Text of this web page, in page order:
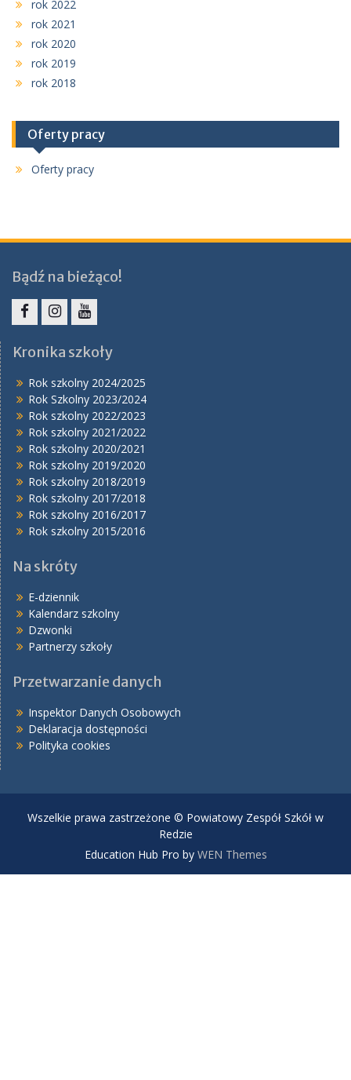
rok 2022
rok 2021
rok 2020
rok 2019
rok 2018
Oferty pracy
Oferty pracy
Bądź na bieżąco!
Kronika szkoły
Rok szkolny 2024/2025
Rok Szkolny 2023/2024
Rok szkolny 2022/2023
Rok szkolny 2021/2022
Rok szkolny 2020/2021
Rok szkolny 2019/2020
Rok szkolny 2018/2019
Rok szkolny 2017/2018
Rok szkolny 2016/2017
Rok szkolny 2015/2016
Na skróty
E-dziennik
Kalendarz szkolny
Dzwonki
Partnerzy szkoły
Przetwarzanie danych
Inspektor Danych Osobowych
Deklaracja dostępności
Polityka cookies
Wszelkie prawa zastrzeżone © Powiatowy Zespół Szkół w
Redzie
Education Hub Pro by WEN Themes